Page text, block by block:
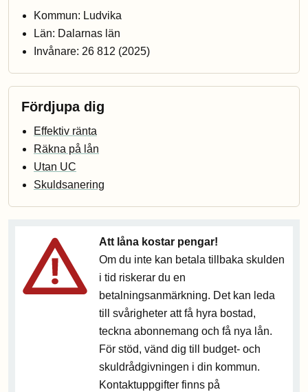
Kommun: Ludvika
Län: Dalarnas län
Invånare: 26 812 (2025)
Fördjupa dig
Effektiv ränta
Räkna på lån
Utan UC
Skuldsanering
Att låna kostar pengar!
Om du inte kan betala tillbaka skulden
i tid riskerar du en
betalningsanmärkning. Det kan leda
till svårigheter att få hyra bostad,
teckna abonnemang och få nya lån.
För stöd, vänd dig till budget- och
skuldrådgivningen i din kommun.
Kontaktuppgifter finns på